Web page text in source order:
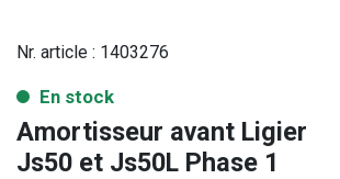
Nr. article : 1403276
En stock
Amortisseur avant Ligier
Js50 et Js50L Phase 1